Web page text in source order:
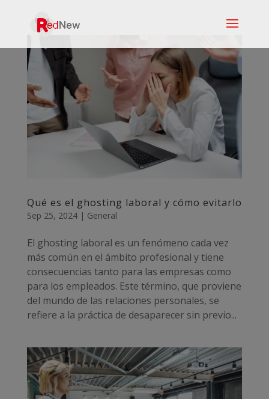
Qué es el ghosting laboral y cómo evitarlo
Sep 25, 2024| General
El ghosting laboral es un fenómeno cada vez
más común en el ámbito profesional y tiene
consecuencias tanto para las empresas como
para los empleados. Este término, que proviene
del mundo de las relaciones personales, se
refiere a la práctica de desaparecer sin previo...